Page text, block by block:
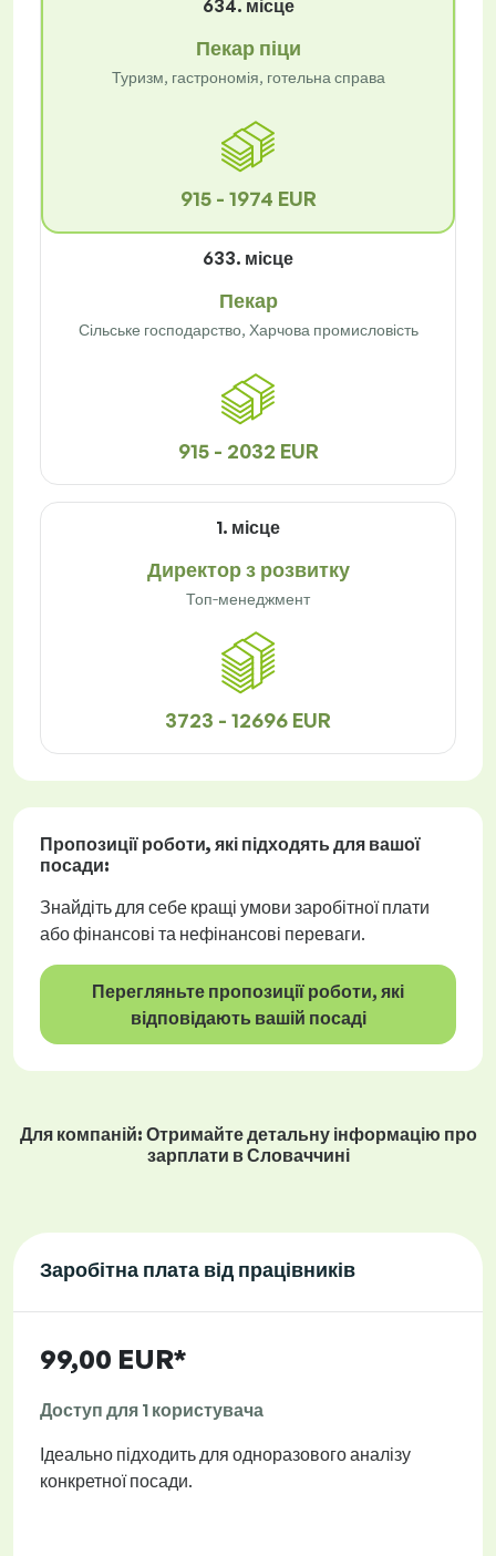
634. місце
Пекар піци
Туризм, гастрономія, готельна справа
915 - 1974 EUR
633. місце
Пекар
Сільське господарство, Харчова промисловість
915 - 2032 EUR
1. місце
Директор з розвитку
Топ-менеджмент
3723 - 12696 EUR
Пропозиції роботи, які підходять для вашої
посади:
Знайдіть для себе кращі умови заробітної плати
або фінансові та нефінансові переваги.
Перегляньте пропозиції роботи, які
відповідають вашій посаді
Для компаній: Отримайте детальну інформацію про
зарплати в Словаччині
Заробітна плата від працівників
99,00 EUR*
Доступ для 1 користувача
Ідеально підходить для одноразового аналізу
конкретної посади.